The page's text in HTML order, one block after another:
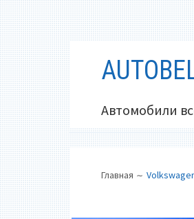
содержимому
Автомобили
МЕНЮ
САЙТЕ
Главная